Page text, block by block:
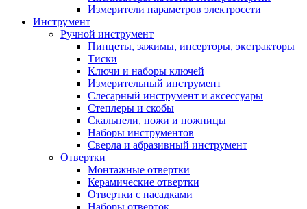
Измерители параметров электросети
Инструмент
Ручной инструмент
Пинцеты, зажимы, инсерторы, экстракторы
Тиски
Ключи и наборы ключей
Измерительный инструмент
Слесарный инструмент и аксессуары
Степлеры и скобы
Скальпели, ножи и ножницы
Наборы инструментов
Сверла и абразивный инструмент
Отвертки
Монтажные отвертки
Керамические отвертки
Отвертки с насадками
Наборы отверток